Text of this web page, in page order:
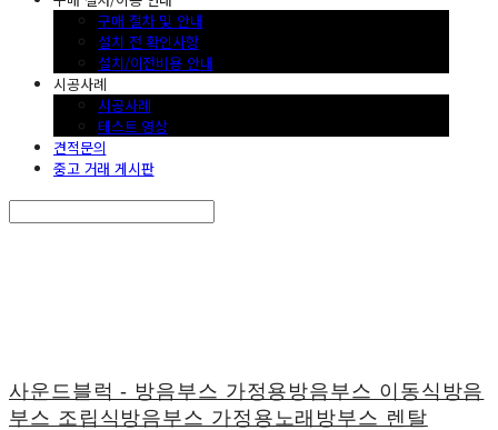
구매 절차 및 안내
설치 전 확인사항
설치/이전비용 안내
시공사례
시공사례
테스트 영상
견적문의
중고 거래 게시판
사운드블럭 - 방음부스 가정용방음부스 이동식방음
부스 조립식방음부스 가정용노래방부스 렌탈